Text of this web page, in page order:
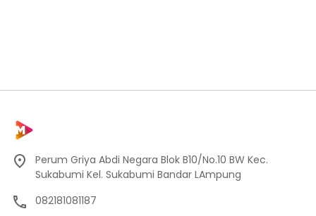
Perum Griya Abdi Negara Blok B10/No.10 BW Kec.
Sukabumi Kel. Sukabumi Bandar LAmpung
082181081187